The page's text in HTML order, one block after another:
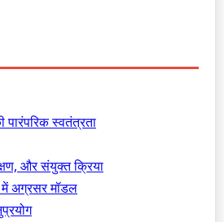
स्वतंत्रता
और संयुक्त क्रिया
में अग्रसर मॉडल